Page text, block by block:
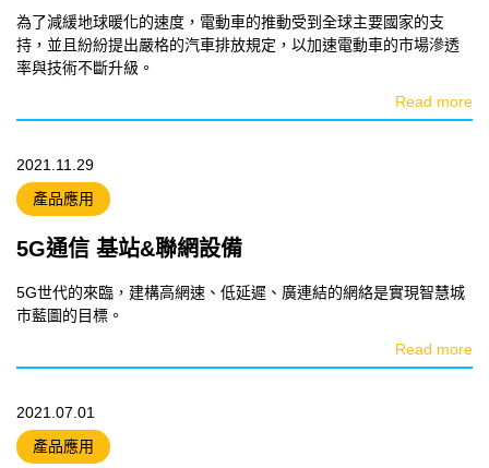
為了減緩地球暖化的速度，電動車的推動受到全球主要國家的支
持，並且紛紛提出嚴格的汽車排放規定，以加速電動車的市場滲透
率與技術不斷升級。
Read more
2021.11.29
產品應用
5G通信 基站&聯網設備
5G世代的來臨，建構高網速、低延遲、廣連結的網絡是實現智慧城
市藍圖的目標。
Read more
2021.07.01
產品應用